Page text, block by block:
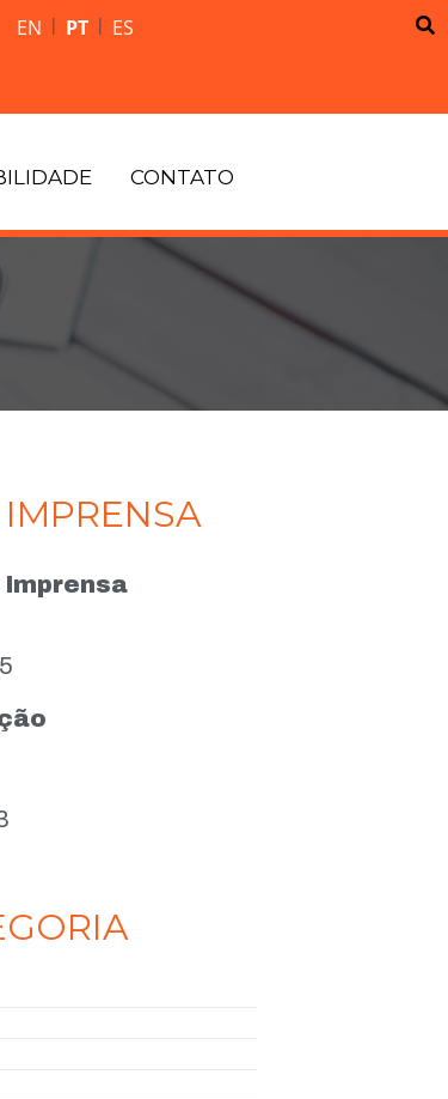
EN | PT | ES
CONTATO